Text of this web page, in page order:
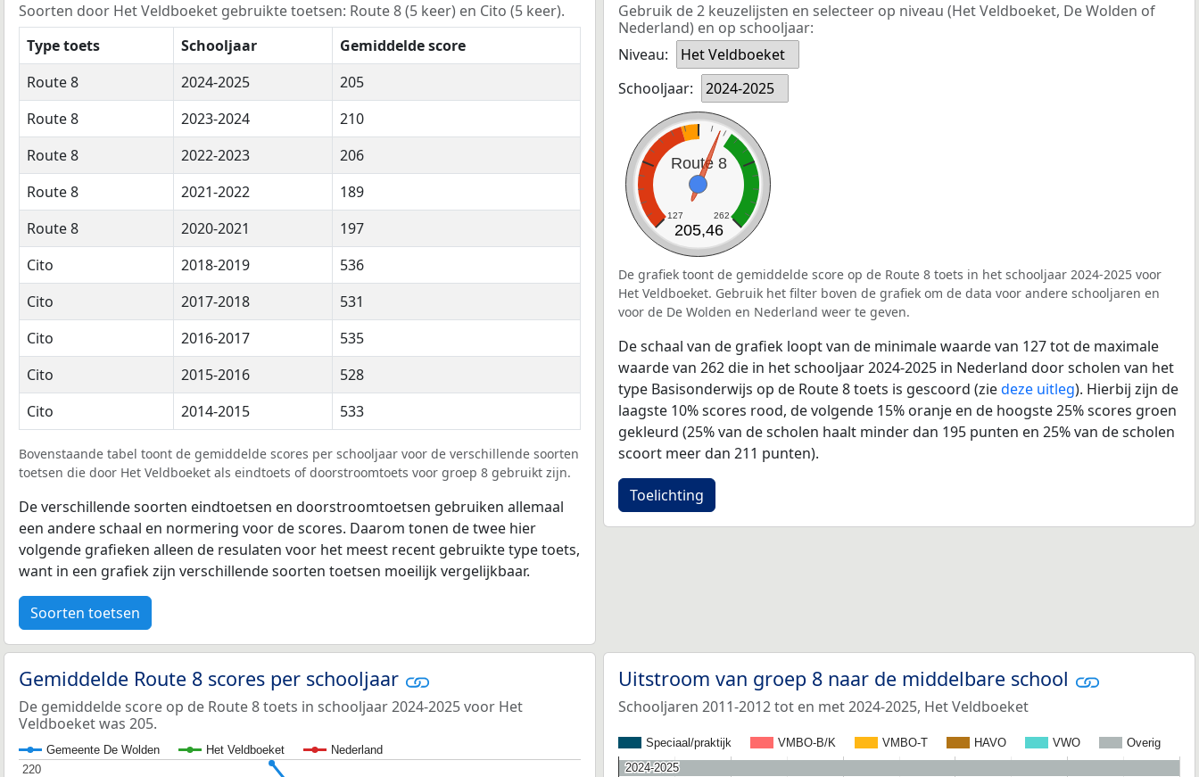
Soorten door Het Veldboeket gebruikte toetsen: Route 8 (5 keer) en Cito (5 keer).
Type toets
Schooljaar
Gemiddelde score
Route 8
2024-2025
205
Route 8
2023-2024
210
Route 8
2022-2023
206
Route 8
2021-2022
189
Route 8
2020-2021
197
Cito
2018-2019
536
Cito
2017-2018
531
Cito
2016-2017
535
Cito
2015-2016
528
Cito
2014-2015 533
Bovenstaande tabel toont de gemiddelde scores per schooljaar voor de verschillende soorten
toetsen die door Het Veldboeket als eindtoets of doorstroomtoets voor groep 8 gebruikt zijn.
De verschillende soorten eindtoetsen en doorstroomtoetsen gebruiken allemaal
een andere schaal en normering voor de scores. Daarom tonen de twee hier
volgende grafieken alleen de resulaten voor het meest recent gebruikte type toets,
want in een grafiek zijn verschillende soorten toetsen moeilijk vergelijkbaar.
Soorten toetsen
Gebruik de 2 keuzelijsten en selecteer op niveau (Het Veldboeket, De Wolden of
Nederland) en op schooljaar:
Niveau:
Het Veldboeket
Schooljaar:
2024-2025
Route 8
127 262
205,46
De grafiek toont de gemiddelde score op de Route 8 toets in het schooljaar 2024-2025 voor
Het Veldboeket. Gebruik het filter boven de grafiek om de data voor andere schooljaren en
voor de De Wolden en Nederland weer te geven.
De schaal van de grafiek loopt van de minimale waarde van 127 tot de maximale
waarde van 262 die in het schooljaar 2024-2025 in Nederland door scholen van het
type Basisonderwijs op de Route 8 toets is gescoord (ziedeze uitleg). Hierbij zijn de
laagste 10% scores rood, de volgende 15% oranje en de hoogste 25% scores groen
gekleurd (25% van de scholen haalt minder dan 195 punten en 25% van de scholen
scoort meer dan 211 punten).
Toelichting
Gemiddelde Route 8 scores per schooljaar
De gemiddelde score op de Route 8 toets in schooljaar 2024-2025 voor Het
Veldboeket was 205.
Gemeente De Wolden Het Veldboeket Nederland
220
220
Uitstroom van groep 8 naar de middelbare school
Schooljaren 2011-2012 tot en met 2024-2025, Het Veldboeket
Speciaal/praktijk VMBO-B/K VMBO-T HAVO VWO Overig
2024-2025
2024-2025